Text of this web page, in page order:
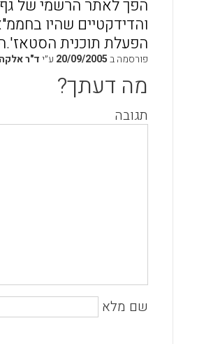
הפך לאתר הרשמי של
והדידקטיים שהיו
הפעלת תוכנית
פורסמה ב20/09/2005 ע״יד"ר
מה דעתך?
תגובה
שם מלא